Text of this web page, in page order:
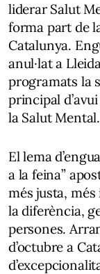
liderar Salut
forma part de
Catalunya.
anul·lat a
programats la
principal
la Salut Mental.
El lema
a la feina”
més justa,
la diferència,
persones.
d’octubre a